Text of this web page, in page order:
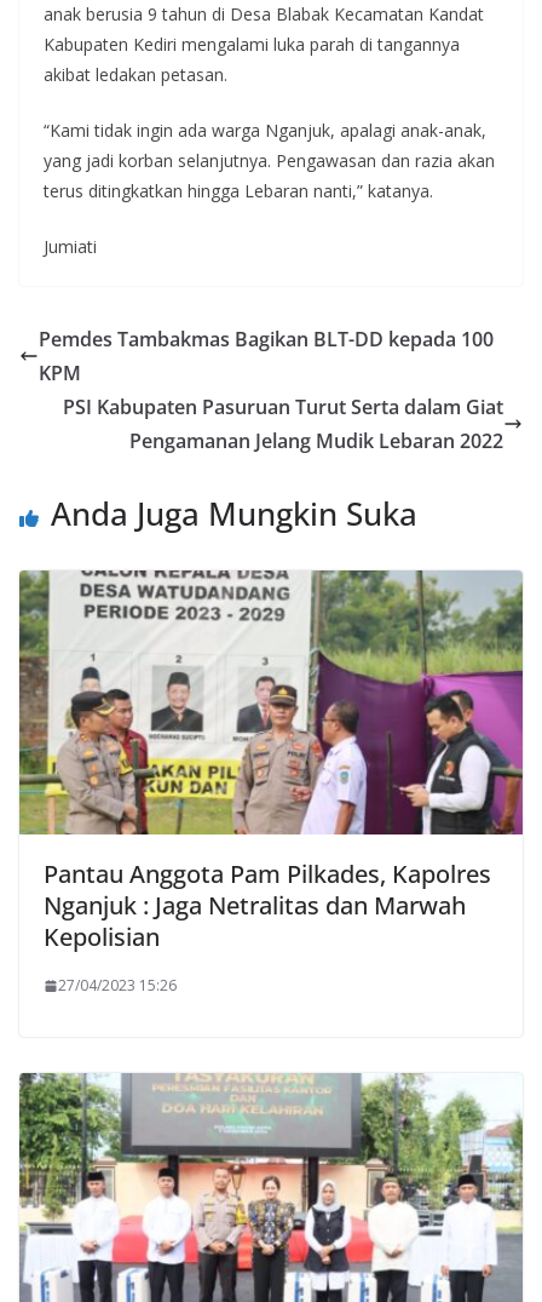
anak berusia 9 tahun di Desa Blabak Kecamatan Kandat
Kabupaten Kediri mengalami luka parah di tangannya
akibat ledakan petasan.
“Kami tidak ingin ada warga Nganjuk, apalagi anak-anak,
yang jadi korban selanjutnya. Pengawasan dan razia akan
terus ditingkatkan hingga Lebaran nanti,” katanya.
Jumiati
Pemdes Tambakmas Bagikan BLT-DD kepada 100
KPM
PSI Kabupaten Pasuruan Turut Serta dalam Giat
Pengamanan Jelang Mudik Lebaran 2022
Anda Juga Mungkin Suka
Pantau Anggota Pam Pilkades, Kapolres
Nganjuk : Jaga Netralitas dan Marwah
Kepolisian
27/04/2023 15:26